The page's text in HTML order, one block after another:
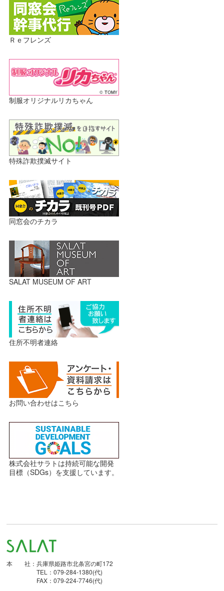
Ｒｅフレンズ
制服オリジナルリカちゃん
特殊詐欺撲滅サイト
同窓会のチカラ
SALAT MUSEUM OF ART
住所不明者連絡
お問い合わせはこちら
株式会社サラトは持続可能な開発
目標（SDGs）を支援しています。
本 社：兵庫県姫路市北条宮の町172
TEL：079-284-1380(代)
FAX：079-224-7746(代)